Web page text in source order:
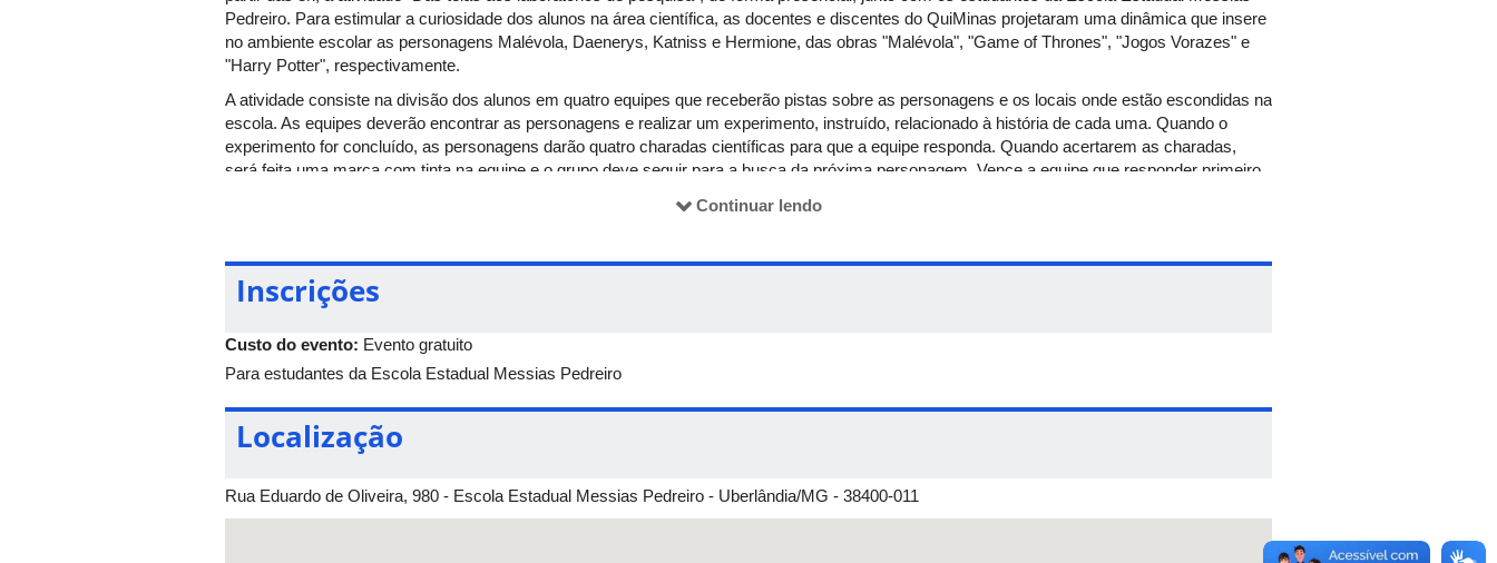
Pedreiro. Para estimular a curiosidade dos alunos na área científica, as docentes e discentes do QuiMinas projetaram uma dinâmica que insere
no ambiente escolar as personagens Malévola, Daenerys, Katniss e Hermione, das obras "Malévola", "Game of Thrones", "Jogos Vorazes" e
"Harry Potter", respectivamente.
A atividade consiste na divisão dos alunos em quatro equipes que receberão pistas sobre as personagens e os locais onde estão escondidas na
escola. As equipes deverão encontrar as personagens e realizar um experimento, instruído, relacionado à história de cada uma. Quando o
experimento for concluído, as personagens darão quatro charadas científicas para que a equipe responda. Quando acertarem as charadas,
será feita uma marca com tinta na equipe e o grupo deve seguir para a busca da próxima personagem. Vence a equipe que responder primeiro
Continuar lendo
Inscrições
Custo do evento: Evento gratuito
Para estudantes da Escola Estadual Messias Pedreiro
Localização
Rua Eduardo de Oliveira, 980 - Escola Estadual Messias Pedreiro - Uberlândia/MG - 38400-011